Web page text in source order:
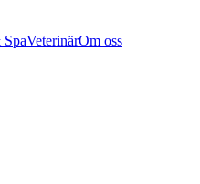
VeterinärOm oss